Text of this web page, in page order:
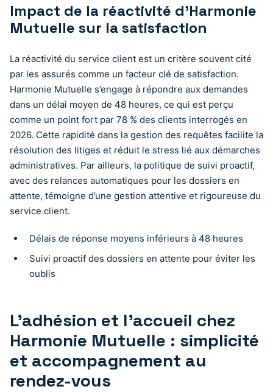
Impact de la réactivité d’Harmonie
Mutuelle sur la satisfaction
La réactivité du service client est un critère souvent cité
par les assurés comme un facteur clé de satisfaction.
Harmonie Mutuelle s’engage à répondre aux demandes
dans un délai moyen de 48 heures, ce qui est perçu
comme un point fort par 78 % des clients interrogés en
2026. Cette rapidité dans la gestion des requêtes facilite la
résolution des litiges et réduit le stress lié aux démarches
administratives. Par ailleurs, la politique de suivi proactif,
avec des relances automatiques pour les dossiers en
attente, témoigne d’une gestion attentive et rigoureuse du
service client.
Délais de réponse moyens inférieurs à 48 heures
Suivi proactif des dossiers en attente pour éviter les
oublis
L’adhésion et l’accueil chez
Harmonie Mutuelle : simplicité
et accompagnement au
rendez-vous